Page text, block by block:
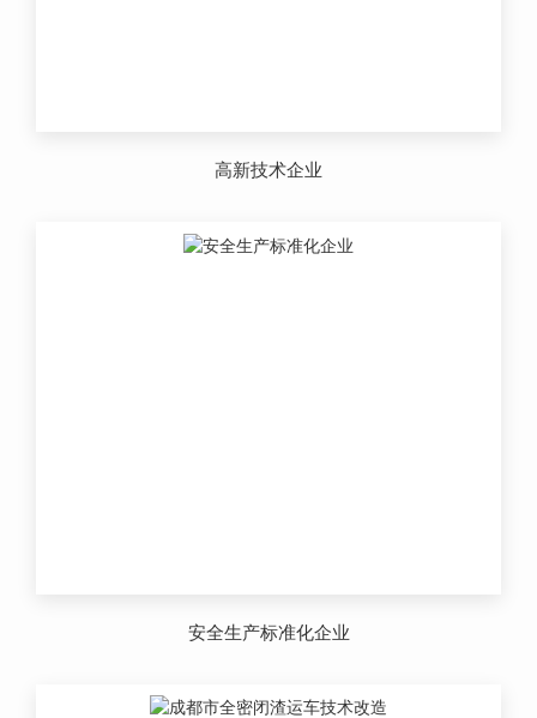
高新技术企业
安全生产标准化企业